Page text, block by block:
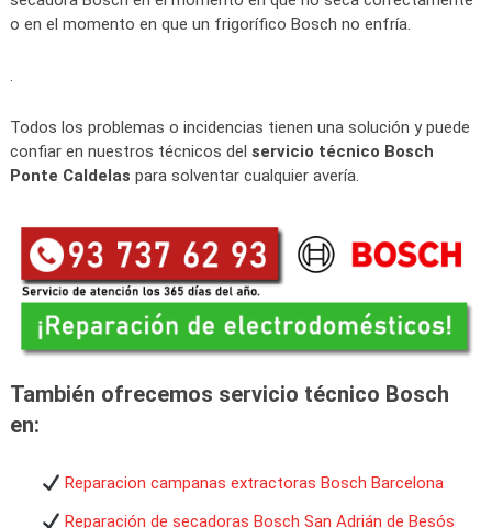
o en el momento en que un frigorífico Bosch no enfría.
.
Todos los problemas o incidencias tienen una solución y puede
confiar en nuestros técnicos del servicio técnico Bosch
Ponte Caldelas para solventar cualquier avería.
También ofrecemos servicio técnico Bosch
en:
Reparacion campanas extractoras Bosch Barcelona
Reparación de secadoras Bosch San Adrián de Besós